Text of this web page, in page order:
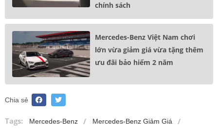
chính sách
Mercedes-Benz Việt Nam chơi
lớn vừa giảm giá vừa tặng thêm
ưu đãi bảo hiểm 2 năm
Chia sẻ
Tags: Mercedes-Benz
Mercedes-Benz Giảm Giá